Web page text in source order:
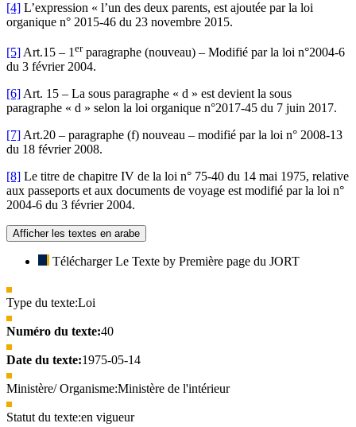
[4] L’expression « l’un des deux parents, est ajoutée par la loi
organique n° 2015-46 du 23 novembre 2015.
[5] Art.15 – 1 erparagraphe (nouveau) – Modifié par la loi n°2004-6
du 3 février 2004.
[6] Art. 15 – La sous paragraphe « d » est devient la sous
paragraphe « d » selon la loi organique n°2017-45 du 7 juin 2017.
[7] Art.20 – paragraphe (f) nouveau – modifié par la loi n° 2008-13
du 18 février 2008.
[8] Le titre de chapitre IV de la loi n° 75-40 du 14 mai 1975, relative
aux passeports et aux documents de voyage est modifié par la loi n°
2004-6 du 3 février 2004.
Afficher les textes en arabe
Télécharger Le Texte by Première page du JORT
Type du texte:Loi
Numéro du texte:40
Date du texte:1975-05-14
Ministère/ Organisme:Ministère de l'intérieur
Statut du texte:en vigueur